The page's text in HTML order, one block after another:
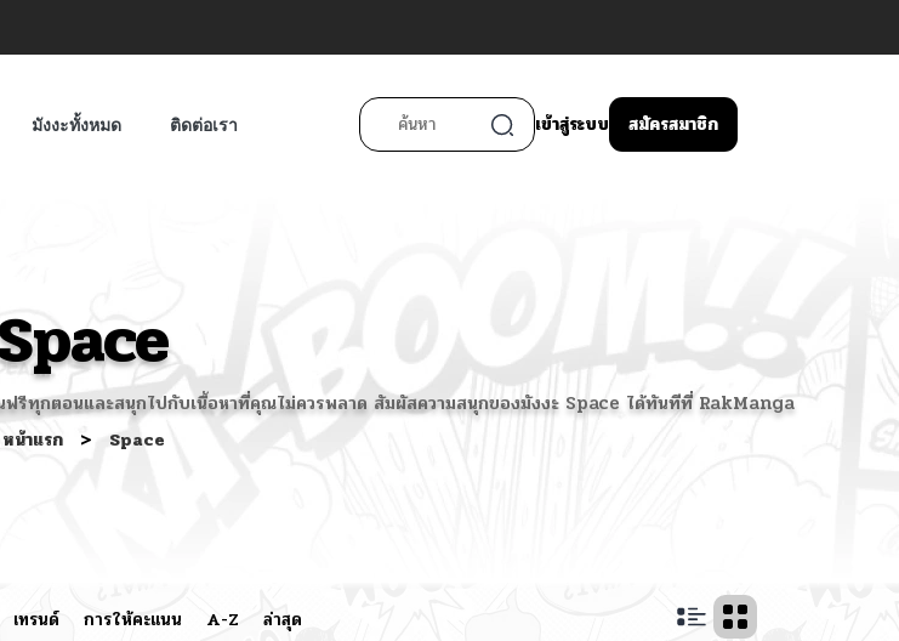
มังงะทั้งหมด ติดต่อเรา เข้าสู่ระบบ สมัครสมาชิก
ทุกตอนและสนุกไปกับเนื้อหาที่คุณไม่ควรพลาด สัมผัสความสนุกของมังงะ Space ได้ทันทีที่ RakManga
หน้าแรก > Space
เทรนด์ การให้คะแนน A-Z ล่าสุด